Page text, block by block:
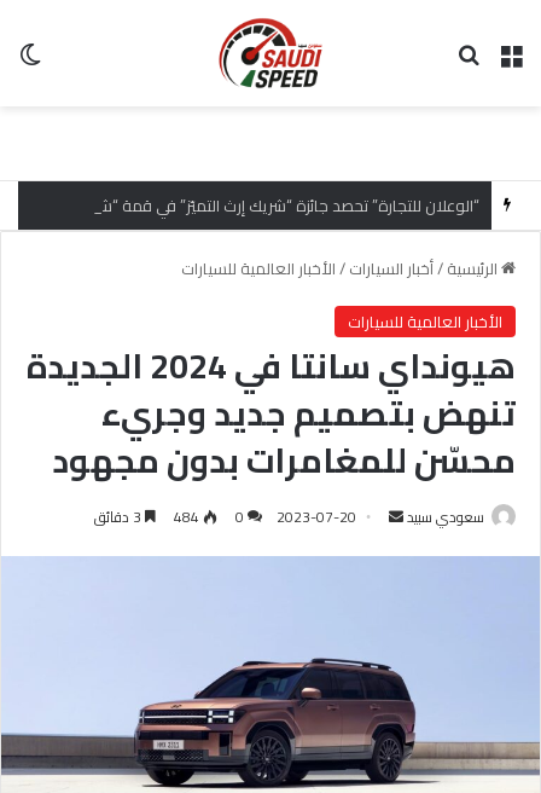
القائمة
الرئيسية/أخبار السيارات/الأخبار العالمية للسيارات
الأخبار العالمية للسيارات
هيونداي سانتا في 2024 الجديدة
تنهض بتصميم جديد وجريء
محسّن للمغامرات بدون مجهود
سعودي سبيد
ر
د
ا
إ
2023-07-20
0
484